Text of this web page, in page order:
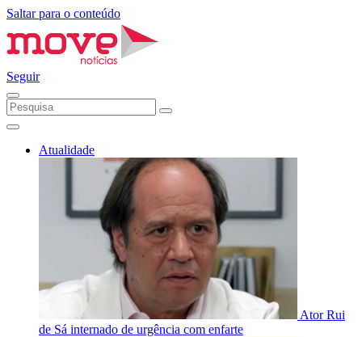
Saltar para o conteúdo
Seguir
Atualidade
Ator Rui
de Sá internado de urgência com enfarte